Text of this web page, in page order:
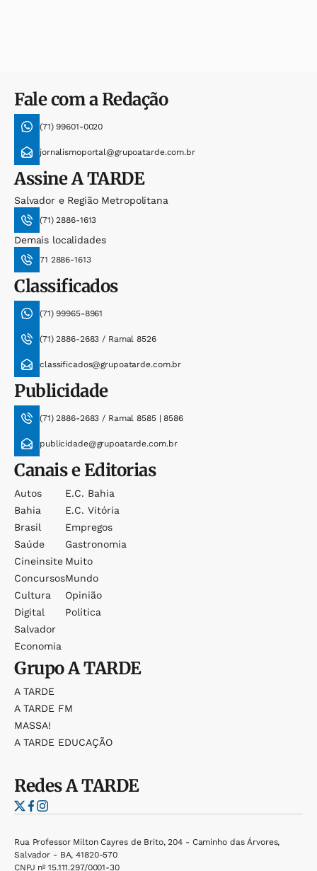
Fale com a Redação
(71) 99601-0020
jornalismoportal@grupoatarde.com.br
AssineA TARDE
Salvador e Região Metropolitana
(71) 2886-1613
Demais localidades
71 2886-1613
Classificados
(71) 99965-8961
(71) 2886-2683 / Ramal 8526
classificados@grupoatarde.com.br
Publicidade
(71) 2886-2683 / Ramal 8585 | 8586
publicidade@grupoatarde.com.br
Canais e Editorias
Autos
Bahia
Brasil
Saúde
Cineinsite
Concursos
Cultura
Digital
Salvador
Economia
E.c. Bahia
E.c. Vitória
Empregos
Gastronomia
Muito
Mundo
Opinião
Política
GrupoA TARDE
A TARDE
A TARDE FM
MASSA!
A TARDE EDUCAÇÃO
RedesA TARDE
Rua Professor Milton Cayres de Brito, 204 - Caminho das Árvores,
Salvador - BA, 41820-570
CNPJ nº 15.111.297/0001-30